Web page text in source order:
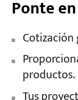
Ponte
productos.